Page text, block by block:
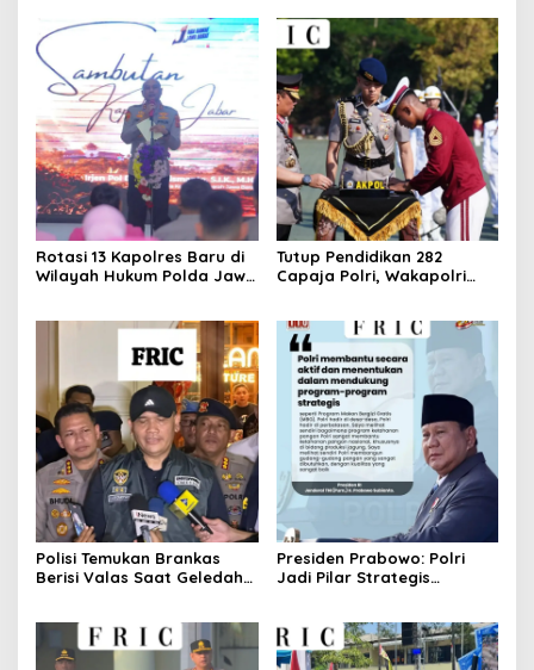
Rotasi 13 Kapolres Baru di
Wilayah Hukum Polda Jawa
Dinamika Organisasi.
Tutup Pendidikan 282
Capaja Polri, Wakapolri
Polisi Temukan Brankas
Berisi Valas Saat Geledah
Presiden Prabowo: Polri
Jadi Pilar Strategis
Pembangunan Nasional